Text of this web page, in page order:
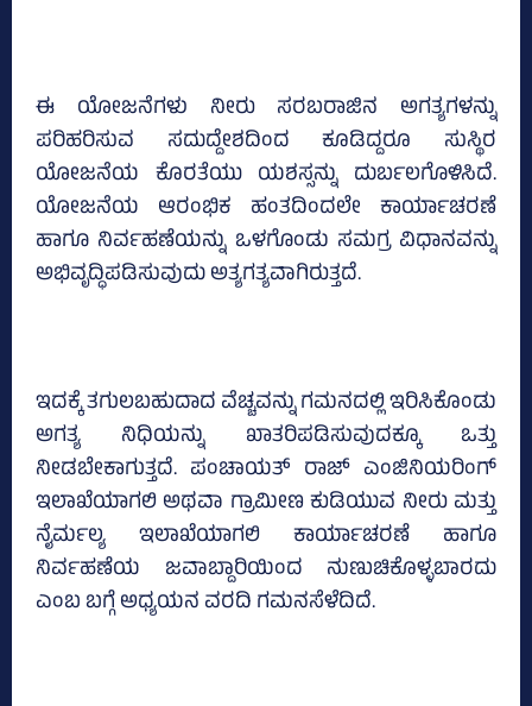
ಈ ಯೋಜನೆಗಳು ನೀರು ಸರಬರಾಜಿನ ಅಗತ್ಯಗಳನ್ನು
ಪರಿಹರಿಸುವ ಸದುದ್ದೇಶದಿಂದ ಕೂಡಿದ್ದರೂ ಸುಸ್ಥಿರ
ಯೋಜನೆಯ ಕೊರತೆಯು ಯಶಸ್ಸನ್ನು ದುರ್ಬಲಗೊಳಿಸಿದೆ.
ಯೋಜನೆಯ ಆರಂಭಿಕ ಹಂತದಿಂದಲೇ ಕಾರ್ಯಾಚರಣೆ
ಹಾಗೂ ನಿರ್ವಹಣೆಯನ್ನು ಒಳಗೊಂಡು ಸಮಗ್ರ ವಿಧಾನವನ್ನು
ಅಭಿವೃದ್ಧಿಪಡಿಸುವುದು ಅತ್ಯಗತ್ಯವಾಗಿರುತ್ತದೆ.
ಇದಕ್ಕೆ ತಗುಲಬಹುದಾದ ವೆಚ್ಚವನ್ನು ಗಮನದಲ್ಲಿ ಇರಿಸಿಕೊಂಡು
ಅಗತ್ಯ ನಿಧಿಯನ್ನು ಖಾತರಿಪಡಿಸುವುದಕ್ಕೂ ಒತ್ತು
ನೀಡಬೇಕಾಗುತ್ತದೆ. ಪಂಚಾಯತ್ ರಾಜ್ ಎಂಜಿನಿಯರಿಂಗ್
ಇಲಾಖೆಯಾಗಲಿ ಅಥವಾ ಗ್ರಾಮೀಣ ಕುಡಿಯುವ ನೀರು ಮತ್ತು
ನೈರ್ಮಲ್ಯ ಇಲಾಖೆಯಾಗಲಿ ಕಾರ್ಯಾಚರಣೆ ಹಾಗೂ
ನಿರ್ವಹಣೆಯ ಜವಾಬ್ದಾರಿಯಿಂದ ನುಣುಚಿಕೊಳ್ಳಬಾರದು
ಎಂಬ ಬಗ್ಗೆ ಅಧ್ಯಯನ ವರದಿ ಗಮನಸೆಳೆದಿದೆ.